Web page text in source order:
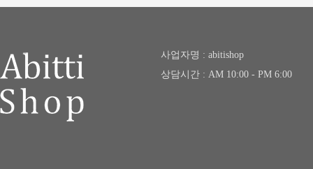
사업자명 : abitishop
상담시간 : AM 10:00 - PM 6:00